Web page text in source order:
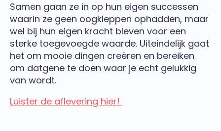
Samen gaan ze in op hun eigen successen
waarin ze geen oogkleppen ophadden, maar
wel bij hun eigen kracht bleven voor een
sterke toegevoegde waarde. Uiteindelijk gaat
het om mooie dingen creëren en bereiken
om datgene te doen waar je echt gelukkig
van wordt.
Luister de aflevering hier!